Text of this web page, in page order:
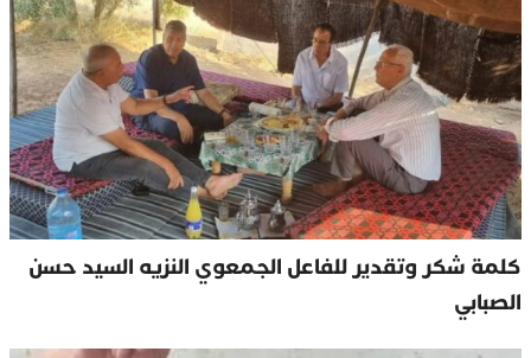
كلمة شكر وتقدير للفاعل الجمعوي النزيه السيد حسن
الصبابي